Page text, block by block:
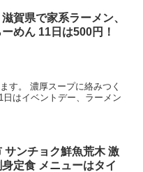
滋賀県で家系ラーメン、
めん 11日は500円！
す。 濃厚スープに絡みつく
はイベントデー、ラーメン
サンチョク鮮魚荒木 激
定食 メニューはタイ